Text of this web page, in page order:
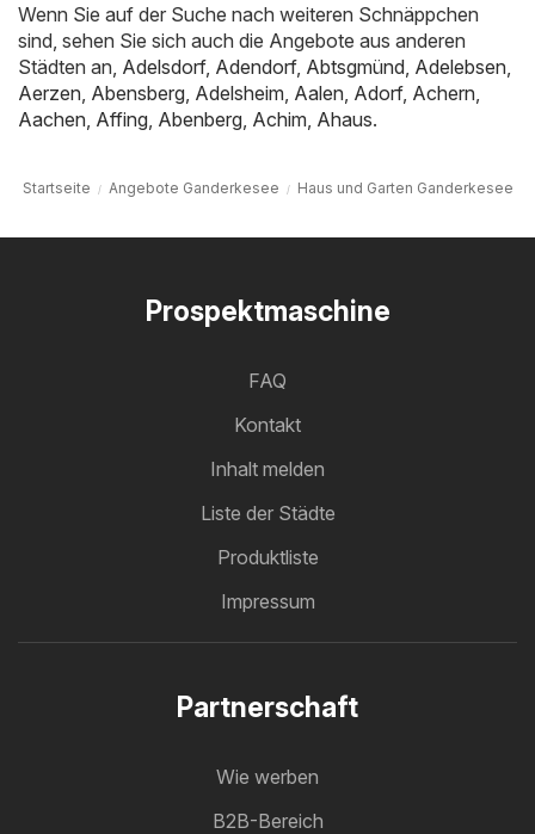
Wenn Sie auf der Suche nach weiteren Schnäppchen
sind, sehen Sie sich auch die Angebote aus anderen
Städten an, Adelsdorf, Adendorf, Abtsgmünd Adelebsen
Aerzen Abensberg Adelsheim Aalen Adorf, Achern
Aachen Affing Abenberg Achim Ahaus.
Startseite Angebote Ganderkesee Haus und Garten Ganderkesee
Prospektmaschine
FAQ
Kontakt
Inhalt melden
Liste der Städte
Produktliste
Impressum
Partnerschaft
Wie werben
B2B-Bereich